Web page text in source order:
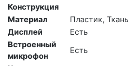
Конструкция
Материал
Пластик, Ткань
Дисплей
Есть
Встроенный
микрофон
Есть